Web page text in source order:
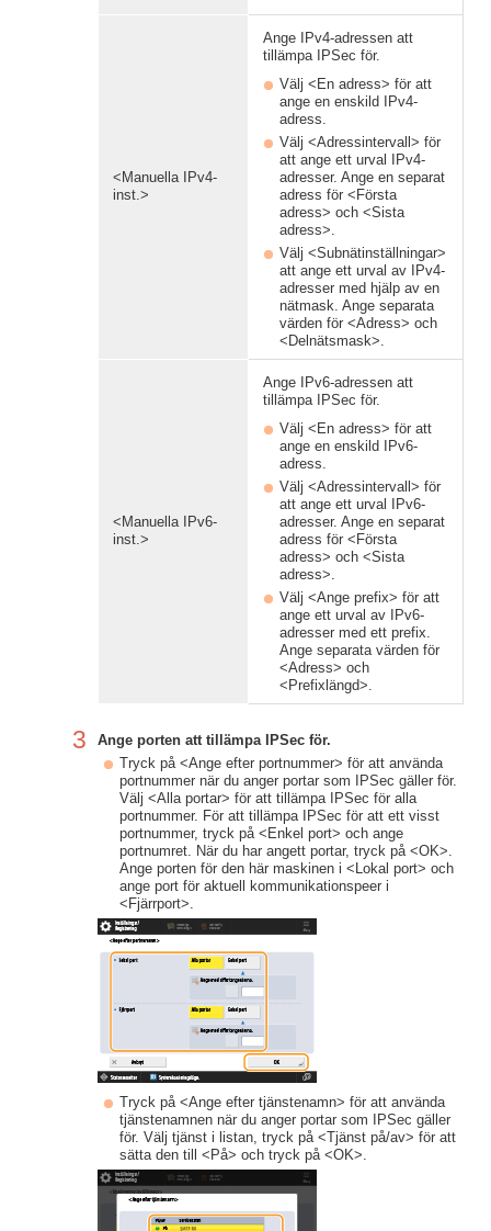
<Manuella IPv4-
inst.>
Ange IPv4-adressen att
tillämpa IPSec för.
Välj <En adress> för att
ange en enskild IPv4-
adress.
Välj <Adressintervall> för
att ange ett urval IPv4-
adresser. Ange en separat
adress för <Första
adress> och <Sista
adress>.
Välj <Subnätinställningar>
att ange ett urval av IPv4-
adresser med hjälp av en
nätmask. Ange separata
värden för <Adress> och
<Delnätsmask>.
<Manuella IPv6-
inst.>
Ange IPv6-adressen att
tillämpa IPSec för.
Välj <En adress> för att
ange en enskild IPv6-
adress.
Välj <Adressintervall> för
att ange ett urval IPv6-
adresser. Ange en separat
adress för <Första
adress> och <Sista
adress>.
Välj <Ange prefix> för att
ange ett urval av IPv6-
adresser med ett prefix.
Ange separata värden för
<Adress> och
<Prefixlängd>.
3
Ange porten att tillämpa IPSec för.
Tryck på <Ange efter portnummer> för att använda
portnummer när du anger portar som IPSec gäller för.
Välj <Alla portar> för att tillämpa IPSec för alla
portnummer. För att tillämpa IPSec för att ett visst
portnummer, tryck på <Enkel port> och ange
portnumret. När du har angett portar, tryck på <OK>.
Ange porten för den här maskinen i <Lokal port> och
ange port för aktuell kommunikationspeer i
<Fjärrport>.
Tryck på <Ange efter tjänstenamn> för att använda
tjänstenamnen när du anger portar som IPSec gäller
för. Välj tjänst i listan, tryck på <Tjänst på/av> för att
sätta den till <På> och tryck på <OK>.